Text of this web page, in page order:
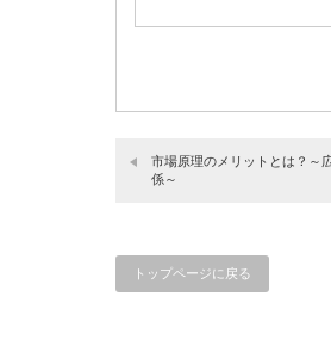
市場原理のメリットとは？～
係～
トップページに戻る